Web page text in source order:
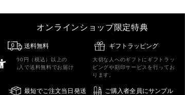
オンラインショップ限定特典
送料無料
5,500円（税込）以上の
ご購入で送料無料でお届け
ギフトラッピング
大切な人へのギフトにギフトラッ
ピングや刻印サービスを行ってお
ります。
最短でご注文当日発送
ご購入者全員にサンプル